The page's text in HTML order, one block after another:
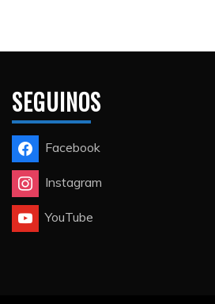
SEGUINOS
Facebook
Instagram
YouTube